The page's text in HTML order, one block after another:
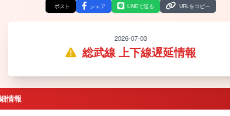
ポスト シェア LINEで送る URLをコピー
2026-07-03
総武線 上下線遅延情報
情報